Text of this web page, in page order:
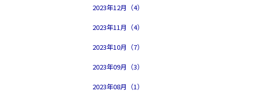
2023年12月（4）
2023年11月（4）
2023年10月（7）
2023年09月（3）
2023年08月（1）